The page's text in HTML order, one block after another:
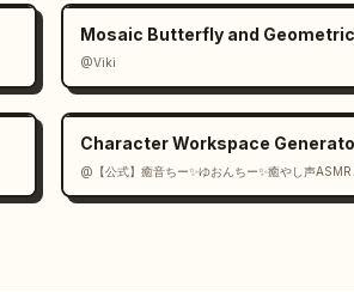
Mosaic Butterfly and
@Viki
Character Workspace
@【公式】癒音ちー✨ゆおんちー✨癒やし声ASMR